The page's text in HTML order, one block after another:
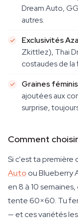
Dream Auto,
autres.
Exclusivités
Zkittlez), Thai
costaudes de la
Graines
ajoutées aux
surprise,
Comment
Si c'est ta première
Auto ou Blueberry
en 8 à 10
tente 60×60. Tu
— et ces variétés